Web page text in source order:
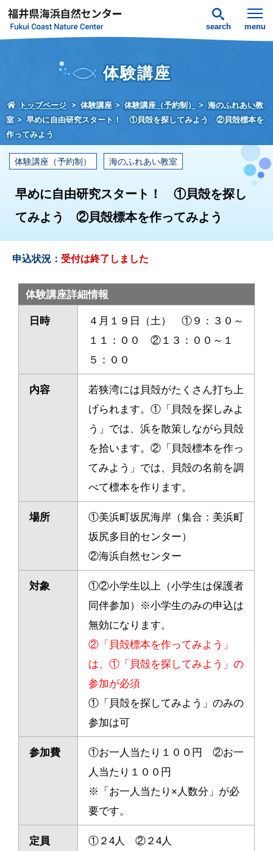
search menu
体験講座
トップページ 体験講座 体験講座（予約制）
海のふれあい教
室
早めに自由研究スタート！ ①貝殻を探してみよう ②貝殻標本を
作ってみよう
体験講座（予約制） 海のふれあい教室
早めに自由研究スタート！ ①貝殻を探し
てみよう ②貝殻標本を作ってみよう
申込状況： 受付は終了しました
体験講座詳細情報
日時
４月１９日（土） ①９：３０～
１１：００ ②１３：００～１
５：００
内容
若狭湾には貝殻がたくさん打ち上
げられます。①「貝殻を探しみよ
う」では、浜を散策しながら貝殻
を拾います。②「貝殻標本を作っ
てみよう」では、貝殻の名前を調
べて標本を作ります。
場所
①美浜町坂尻海岸（集合：美浜町
坂尻多目的センター）
②海浜自然センター
対象
①②小学生以上（小学生は保護者
同伴参加）※小学生のみの申込は
無効になります。
②「貝殻標本を作ってみよう」
は、①「貝殻を探してみよう」の
参加が必須
①「貝殻を探してみよう」のみの
参加は可
参加費
①お一人当たり１００円 ②お一
人当たり１００円
※「お一人当たり×人数分」が必
要です。
定員 ①２4人 ②２4人